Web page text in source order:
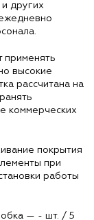
других
применять
высокие
рассчитана на
коммерческих
покрытия
при
работы
— - шт. / 5